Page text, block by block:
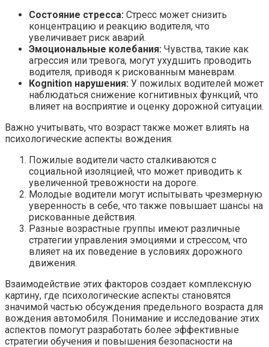
Состояние стресса: Стресс может снизить
концентрацию и реакцию водителя, что
увеличивает риск аварий.
Эмоциональные колебания: Чувства, такие как
агрессия или тревога, могут ухудшить проводить
водителя, приводя к рискованным маневрам.
Кognition нарушения: У пожилых водителей может
наблюдаться снижение когнитивных функций, что
влияет на восприятие и оценку дорожной ситуации.
Важно учитывать, что возраст также может влиять на
психологические аспекты вождения:
Пожилые водители часто сталкиваются с
социальной изоляцией, что может приводить к
увеличенной тревожности на дороге.
Молодые водители могут испытывать чрезмерную
уверенность в себе, что также повышает шансы на
рискованные действия.
Разные возрастные группы имеют различные
стратегии управления эмоциями и стрессом, что
влияет на их поведение в условиях дорожного
движения.
Взаимодействие этих факторов создает комплексную
картину, где психологические аспекты становятся
значимой частью обсуждения предельного возраста для
вождения автомобиля. Понимание и исследование этих
аспектов помогут разработать более эффективные
стратегии обучения и повышения безопасности на